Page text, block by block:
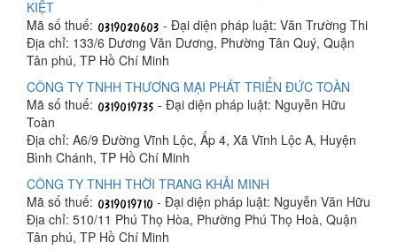
KIỆT
Mã số thuế:
- Đại diện pháp luật: Văn Trường Thi
Địa chỉ: 133/6 Dương Văn Dương, Phường Tân Quý, Quận
Tân phú, TP Hồ Chí Minh
CÔNG TY TNHH THƯƠNG MẠI PHÁT TRIỂN ĐỨC TOÀN
Mã số thuế:
- Đại diện pháp luật: Nguyễn Hữu
Toàn
Địa chỉ: A6/9 Đường Vĩnh Lộc, Ấp 4, Xã Vĩnh Lộc A, Huyện
Bình Chánh, TP Hồ Chí Minh
CÔNG TY TNHH THỜI TRANG KHẢI MINH
Mã số thuế:
- Đại diện pháp luật: Nguyễn Văn Hữu
Địa chỉ: 510/11 Phú Thọ Hòa, Phường Phú Thọ Hoà, Quận
Tân phú, TP Hồ Chí Minh